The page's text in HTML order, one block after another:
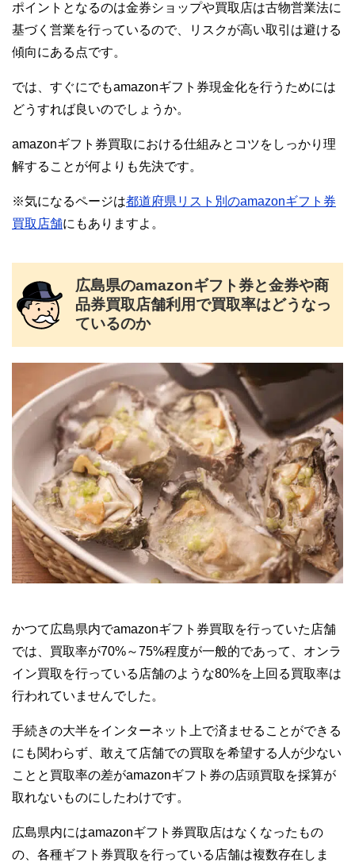
ポイントとなるのは金券ショップや買取店は古物営業法に
基づく営業を行っているので、リスクが高い取引は避ける
傾向にある点です。
では、すぐにでもamazonギフト券現金化を行うためには
どうすれば良いのでしょうか。
amazonギフト券買取における仕組みとコツをしっかり理
解することが何よりも先決です。
※気になるページは都道府県リスト別のamazonギフト券
買取店舗にもありますよ。
広島県のamazonギフト券と金券や商
品券買取店舗利用で買取率はどうなっ
ているのか
かつて広島県内でamazonギフト券買取を行っていた店舗
では、買取率が70%～75%程度が一般的であって、オンラ
イン買取を行っている店舗のような80%を上回る買取率は
行われていませんでした。
手続きの大半をインターネット上で済ませることができる
にも関わらず、敢えて店舗での買取を希望する人が少ない
ことと買取率の差がamazonギフト券の店頭買取を採算が
取れないものにしたわけです。
広島県内にはamazonギフト券買取店はなくなったもの
の、各種ギフト券買取を行っている店舗は複数存在しま